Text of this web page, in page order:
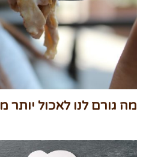
מה גורם לנו לאכול יותר